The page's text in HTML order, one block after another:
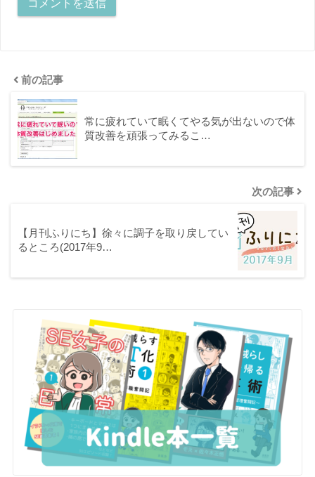
前の記事
常に疲れていて眠くてやる気が出ないので体
質改善を頑張ってみるこ…
次の記事
【月刊ふりにち】徐々に調子を取り戻してい
るところ(2017年9…